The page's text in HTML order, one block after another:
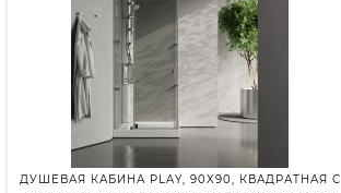
ДУШЕВАЯ КАБИНА PLAY, 90X90, КВАДРАТНАЯ С